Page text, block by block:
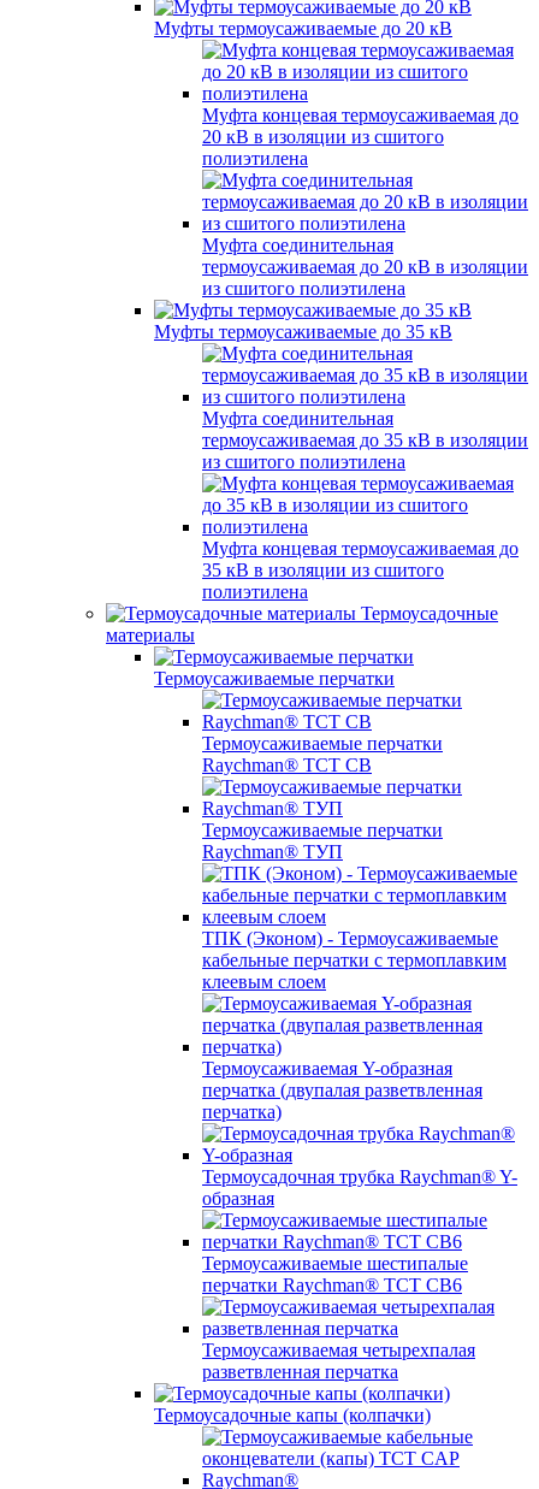
Муфты термоусаживаемые до 20 кВ
Муфта концевая термоусаживаемая до
20 кВ в изоляции из сшитого
полиэтилена
Муфта соединительная
термоусаживаемая до 20 кВ в изоляции
из сшитого полиэтилена
Муфты термоусаживаемые до 35 кВ
Муфта соединительная
термоусаживаемая до 35 кВ в изоляции
из сшитого полиэтилена
Муфта концевая термоусаживаемая до
35 кВ в изоляции из сшитого
полиэтилена
Термоусадочные
материалы
Термоусаживаемые перчатки
Термоусаживаемые перчатки
Raychman® TCT CB
Термоусаживаемые перчатки
Raychman® ТУП
ТПК (Эконом) - Термоусаживаемые
кабельные перчатки с термоплавким
клеевым слоем
Термоусаживаемая Y-образная
перчатка (двупалая разветвленная
перчатка)
Термоусадочная трубка Raychman® Y-
образная
Термоусаживаемые шестипалые
перчатки Raychman® ТСТ СВ6
Термоусаживаемая четырехпалая
разветвленная перчатка
Термоусадочные капы (колпачки)